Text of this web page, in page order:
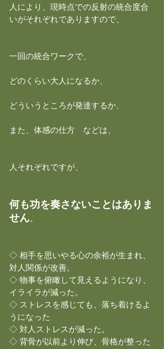
人により、現時点での反射の統合度合
いがそれぞれでありますので、
一回の統合ワークで、
どのくらい大人になるか、
どういうところが発達するか、
また、体感の仕方　などは、
人それぞれですが、
何も功を奏さないことはありま
せん。
◇ 相手を思いやる心の余裕が生まれ、
対人関係が改善。
◇ 物事を俯瞰して見えるようになり、
イライラが減った。
◇ ストレスを感じても、落ち着けるよ
うになった
◇ 対人ストレスが減った。
◇ 背骨が以前より伸び、骨格が整った